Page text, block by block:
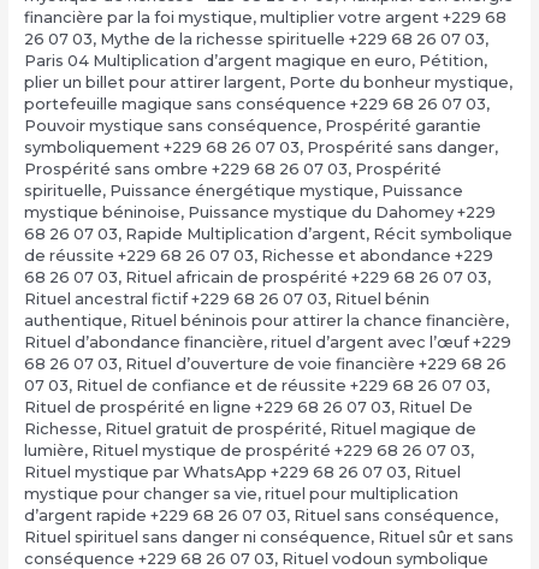
financière par la foi mystique, multiplier votre argent +229 68
26 07 03, Mythe de la richesse spirituelle +229 68 26 07 03,
Paris 04 Multiplication d’argent magique en euro, Pétition,
plier un billet pour attirer largent, Porte du bonheur mystique,
portefeuille magique sans conséquence +229 68 26 07 03,
Pouvoir mystique sans conséquence, Prospérité garantie
symboliquement +229 68 26 07 03, Prospérité sans danger,
Prospérité sans ombre +229 68 26 07 03, Prospérité
spirituelle, Puissance énergétique mystique, Puissance
mystique béninoise, Puissance mystique du Dahomey +229
68 26 07 03, Rapide Multiplication d’argent, Récit symbolique
de réussite +229 68 26 07 03, Richesse et abondance +229
68 26 07 03, Rituel africain de prospérité +229 68 26 07 03,
Rituel ancestral fictif +229 68 26 07 03, Rituel bénin
authentique, Rituel béninois pour attirer la chance financière,
Rituel d’abondance financière, rituel d’argent avec l’œuf +229
68 26 07 03, Rituel d’ouverture de voie financière +229 68 26
07 03, Rituel de confiance et de réussite +229 68 26 07 03,
Rituel de prospérité en ligne +229 68 26 07 03, Rituel De
Richesse, Rituel gratuit de prospérité, Rituel magique de
lumière, Rituel mystique de prospérité +229 68 26 07 03,
Rituel mystique par WhatsApp +229 68 26 07 03, Rituel
mystique pour changer sa vie, rituel pour multiplication
d’argent rapide +229 68 26 07 03, Rituel sans conséquence,
Rituel spirituel sans danger ni conséquence, Rituel sûr et sans
conséquence +229 68 26 07 03, Rituel vodoun symbolique